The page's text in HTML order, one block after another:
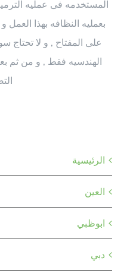
المستخدمه فى عمليه
بعمليه النظافه بهذا العمل
على المفتاح , و لا تحتاج
الهندسيه فقط , و من ثم
الرئيسية
العين
ابوظبي
دبي